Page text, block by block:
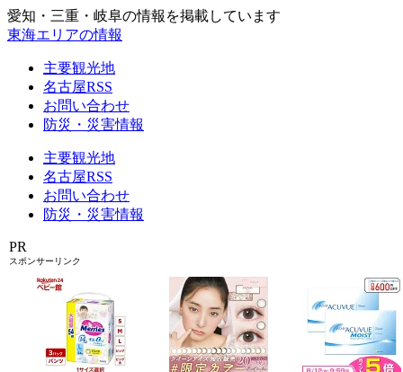
愛知・三重・岐阜の情報を掲載しています
東海エリアの情報
主要観光地
名古屋RSS
お問い合わせ
防災・災害情報
主要観光地
名古屋RSS
お問い合わせ
防災・災害情報
PR
スポンサーリンク